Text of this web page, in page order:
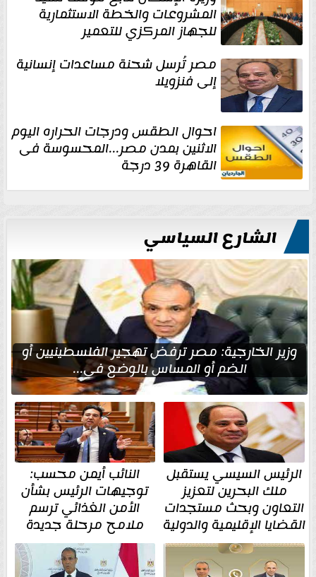
المشروعات والخطة الاستثمارية
للجهاز المركزي للتعمير
مصر تُرسل شحنة مساعدات إنسانية
إلى فنزويلا
احوال الطقس ودرجات الحراره اليوم
الاثنين بمدن مصر...المحسوسة فى
القاهرة 39 درجة
الشارع السياسي
وزير الخارجية: مصر ترفض تهجير الفلسطينيين أو
الضم أو المساس بالوضع في...
الرئيس السيسي يستقبل
ملك البحرين لتعزيز
التعاون وبحث مستجدات
القضايا الإقليمية والدولية
النائب أيمن محسب:
توجيهات الرئيس بشأن
الأمن الغذائي ترسم
ملامح مرحلة جديدة